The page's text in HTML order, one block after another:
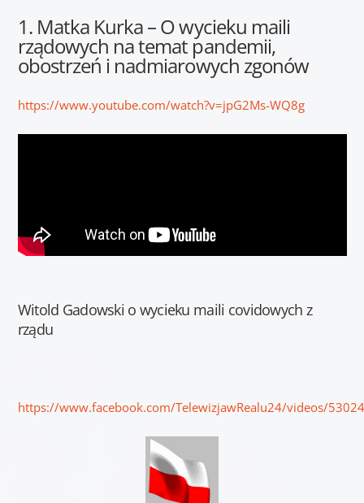
1. Matka Kurka – O wycieku maili
rządowych na temat pandemii,
obostrzeń i nadmiarowych zgonów
https://www.youtube.com/watch?v=jpG2Ms-WQ8g
Witold Gadowski o wycieku maili covidowych z
rządu
https://www.facebook.com/TelewizjawRealu24/videos/